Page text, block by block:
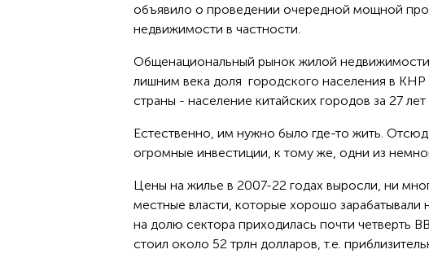
объявило о проведении очередной мощной
недвижимости в частности.
Общенациональный рынок жилой недвижимости
лишним века доля городского населения в
страны - население китайских городов за 27
Естественно, им нужно было где-то жить.
огромные инвестиции, к тому же, одни из
Цены на жилье в 2007-22 годах выросли, ни
местные власти, которые хорошо
на долю сектора приходилась почти четверть
стоил около 52 трлн долларов, т.е.